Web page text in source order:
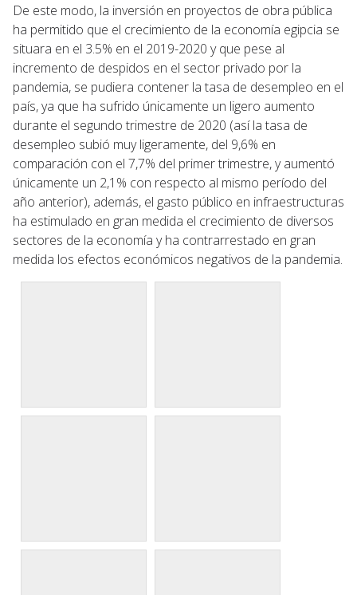
De este modo, la inversión en proyectos de obra pública
ha permitido que el crecimiento de la economía egipcia se
situara en el 3.5% en el 2019-2020 y que pese al
incremento de despidos en el sector privado por la
pandemia, se pudiera contener la tasa de desempleo en el
país, ya que ha sufrido únicamente un ligero aumento
durante el segundo trimestre de 2020 (así la tasa de
desempleo subió muy ligeramente, del 9,6% en
comparación con el 7,7% del primer trimestre, y aumentó
únicamente un 2,1% con respecto al mismo período del
año anterior), además, el gasto público en infraestructuras
ha estimulado en gran medida el crecimiento de diversos
sectores de la economía y ha contrarrestado en gran
medida los efectos económicos negativos de la pandemia.